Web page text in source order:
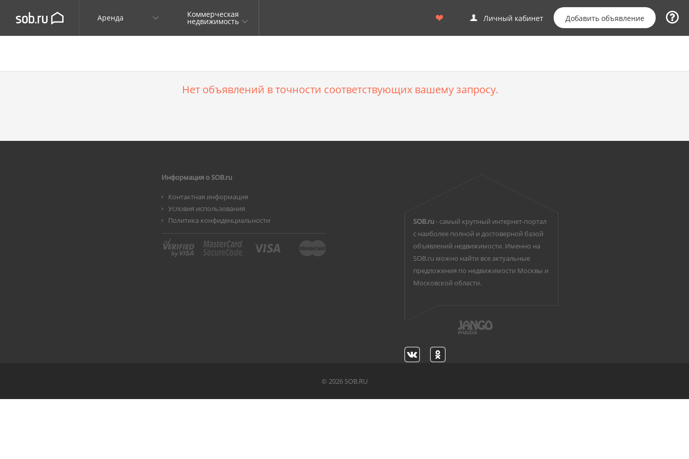
Аренда Коммерческая
недвижимость Личный кабинет Добавить объявление
Нет объявлений в точности соответствующих вашему запросу.
Информация о SOB.ru
Контактная информация
Условия использования
Политика конфиденциальности
SOB.ru- самый крупный интернет-портал
с наиболее полной и достоверной базой
объявлений недвижимости. Именно на
SOB.ru можно найти все актуальные
предложения по недвижимости Москвы и
Московской области.
© 2026 SOB.RU